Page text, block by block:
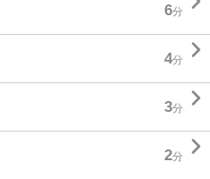
6分
4分 
3分 
2分 